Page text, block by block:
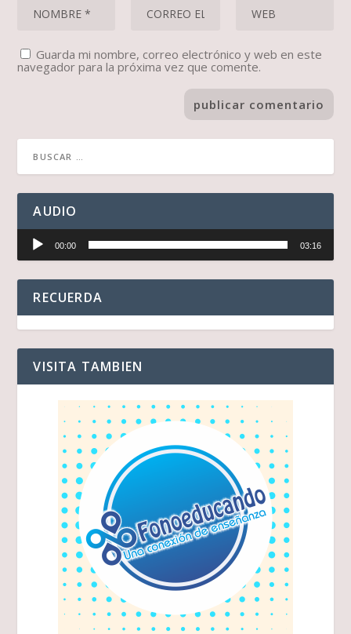
Guarda mi nombre, correo electrónico y web en este
navegador para la próxima vez que comente.
AUDIO
Reproductor
audio
00:00 03:16
RECUERDA
VISITA TAMBIEN